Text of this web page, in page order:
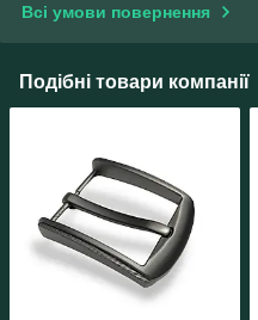
Всі умови повернення
Подібні товари компанії